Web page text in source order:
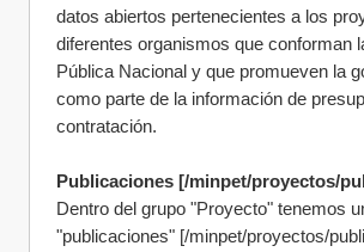
datos abiertos pertenecientes a los
diferentes organismos que conforman
Pública Nacional y que promueven la
como parte de la información de
contratación.
Publicaciones [/minpet/proyectos/
Dentro del grupo "Proyecto" tenemos
"publicaciones" [/minpet/proyectos/